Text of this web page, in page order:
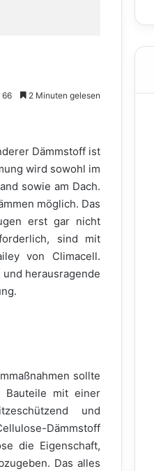
66 2 Minuten gelesen
Dämmstoff ist
wird sowohl im
sowie am Dach.
möglich. Das
erst gar nicht
sind mit
von Climacell.
herausragende
sollte
Bauteile mit einer
und
Dämmstoff
die Eigenschaft,
Das alles